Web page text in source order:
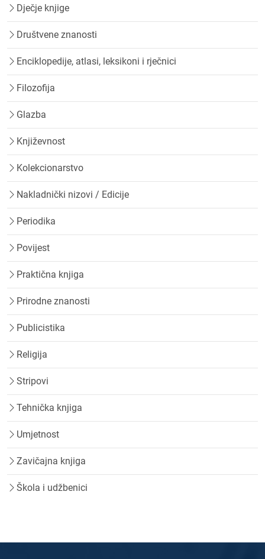
Dječje knjige
Društvene znanosti
Enciklopedije, atlasi, leksikoni i rječnici
Filozofija
Glazba
Književnost
Kolekcionarstvo
Nakladnički nizovi / Edicije
Periodika
Povijest
Praktična knjiga
Prirodne znanosti
Publicistika
Religija
Stripovi
Tehnička knjiga
Umjetnost
Zavičajna knjiga
Škola i udžbenici